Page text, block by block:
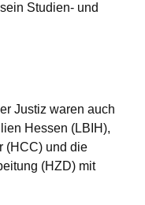
Studien- und
Justiz waren auch
Hessen (LBIH),
(HCC) und die
(HZD) mit